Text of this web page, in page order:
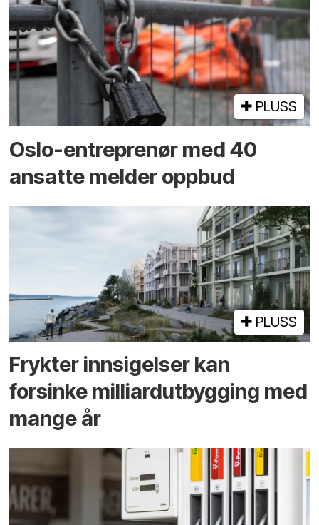
PLUSS
Oslo-entreprenør med 40
ansatte melder oppbud
PLUSS
Frykter innsigelser kan
forsinke milliard­utbygging med
mange år